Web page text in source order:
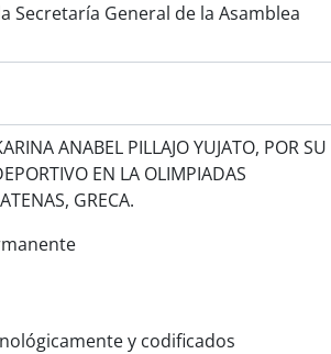
Secretaría General de la Asamblea
ANABEL PILLAJO YUJATO, POR SU
EN LA OLIMPIADAS
GRECA.
y codificados